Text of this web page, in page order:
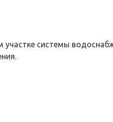
системы